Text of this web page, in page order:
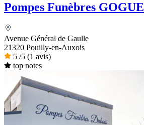
Pompes Funèbres GOGUE
Avenue Général de Gaulle
21320 Pouilly-en-Auxois
5 /5 (1 avis)
top notes